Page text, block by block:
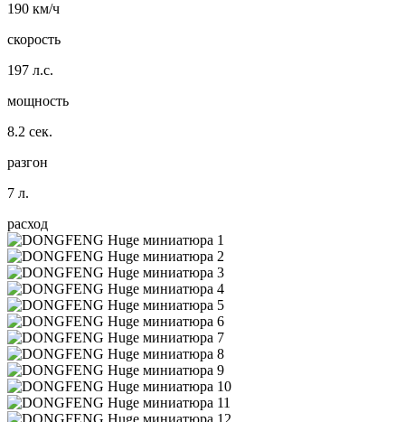
190 км/ч
скорость
197 л.с.
мощность
8.2 сек.
разгон
7 л.
расход